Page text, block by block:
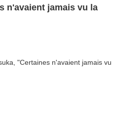
n'avaient jamais vu la